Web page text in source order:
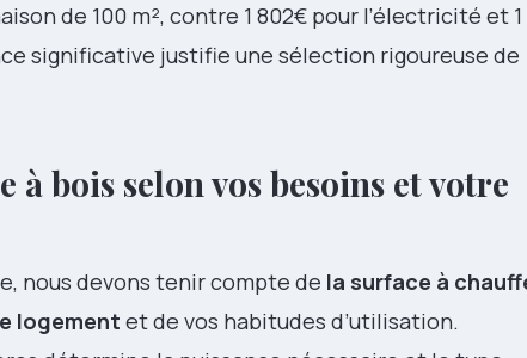
de 100 m², contre 1 802€ pour l’électricité et 1
significative justifie une sélection rigoureuse de
à bois selon vos besoins et votre
nous devons tenir compte de la surface à
logement et de vos habitudes d’utilisation.